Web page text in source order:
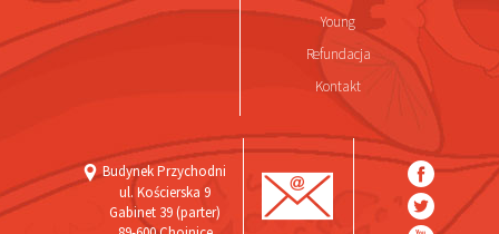
Young
Refundacja
Kontakt
Budynek Przychodni
ul. Kościerska 9
Gabinet 39 (parter)